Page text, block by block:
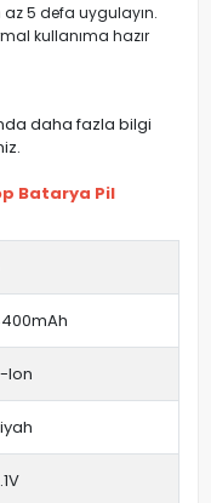
5 defa uygulayın.
kullanıma hazır
daha fazla bilgi
Batarya Pil
Ion